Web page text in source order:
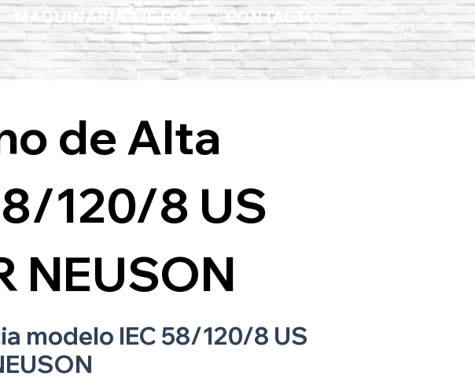
MAQUINARIA LIGERA CONTACTO
de Alta
120/8 US
NEUSON
modelo IEC 58/120/8 US